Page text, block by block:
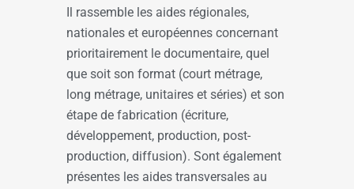
Il rassemble les aides régionales,
nationales et européennes concernant
prioritairement le documentaire, quel
que soit son format (court métrage,
long métrage, unitaires et séries) et son
étape de fabrication (écriture,
développement, production, post-
production, diffusion). Sont également
présentes les aides transversales au